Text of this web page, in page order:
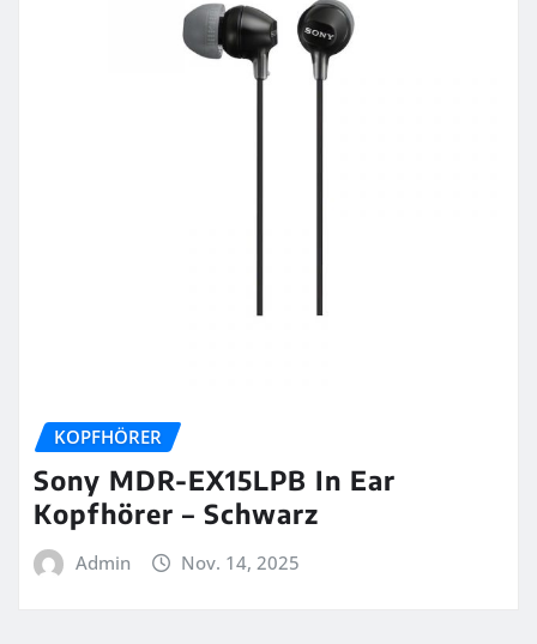
KOPFHÖRER
Sony MDR-EX15LPB In Ear
Kopfhörer – Schwarz
Admin Nov. 14, 2025